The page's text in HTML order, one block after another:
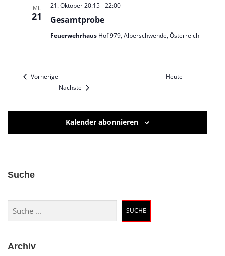
MI.
21 Gesamtprobe
21. Oktober 20:15-22:00
Feuerwehrhaus Hof 979, Alberschwende, Österreich
VorherigeVeranstaltungen
Heute
Nächste Veranstaltungen
Kalender abonnieren
Suche
SUCHE
Archiv